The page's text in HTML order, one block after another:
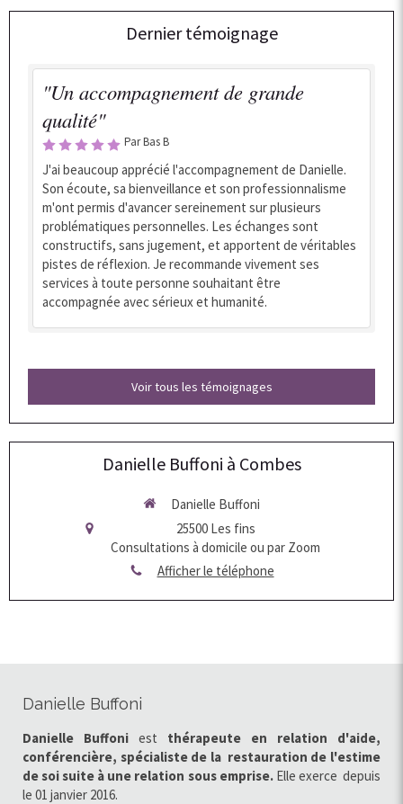
Dernier témoignage
"Un accompagnement de grande
qualité"
Par Bas B
J'ai beaucoup apprécié l'accompagnement de Danielle.
Son écoute, sa bienveillance et son professionnalisme
m'ont permis d'avancer sereinement sur plusieurs
problématiques personnelles. Les échanges sont
constructifs, sans jugement, et apportent de véritables
pistes de réflexion. Je recommande vivement ses
services à toute personne souhaitant être
accompagnée avec sérieux et humanité.
Voir tous les témoignages
Danielle Buffoni à Combes
Danielle Buffoni
25500 Les fins
Consultations à domicile ou par Zoom
Afficher le téléphone
Danielle Buffoni
Danielle Buffoni est thérapeute en relation d'aide,
conférencière, spécialiste de la restauration de l'estime
de soisuite à une relation sous emprise. Elle exerce depuis
le 01 janvier 2016.